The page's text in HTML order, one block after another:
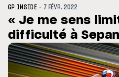
: Horaires et
du GP de Grande-
GP INSIDE - 7 FÉVR. 2022
« Je me sens
difficulté à